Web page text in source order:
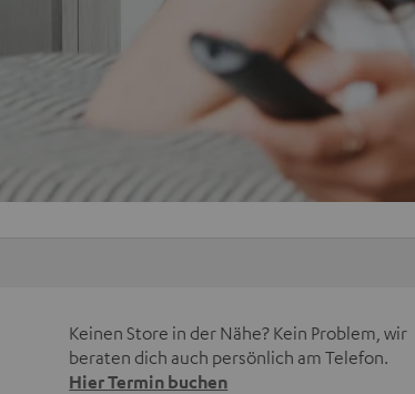
Keinen Store in der Nähe? Kein Problem, wir
beraten dich auch persönlich am Telefon.
Hier Termin buchen